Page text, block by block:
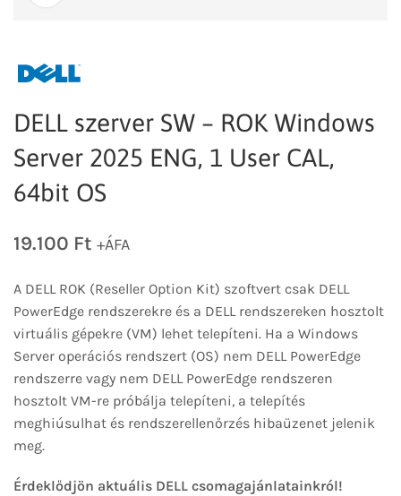
DELL szerver SW – ROK Windows
Server 2025 ENG, 1 User CAL,
64bit OS
19.100 Ft +ÁFA
A DELL ROK (Reseller Option Kit) szoftvert csak DELL
PowerEdge rendszerekre és a DELL rendszereken hosztolt
virtuális gépekre (VM) lehet telepíteni. Ha a Windows
Server operációs rendszert (OS) nem DELL PowerEdge
rendszerre vagy nem DELL PowerEdge rendszeren
hosztolt VM-re próbálja telepíteni, a telepítés
meghiúsulhat és rendszerellenőrzés hibaüzenet jelenik
meg.
Érdeklődjön aktuális DELL csomagajánlatainkról!